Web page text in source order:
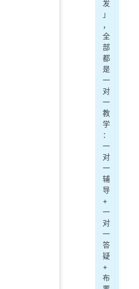
发
」
，
全
部
都
是
一
对
一
教
学
：
一
对
一
辅
导
+
一
对
一
答
疑
+
布